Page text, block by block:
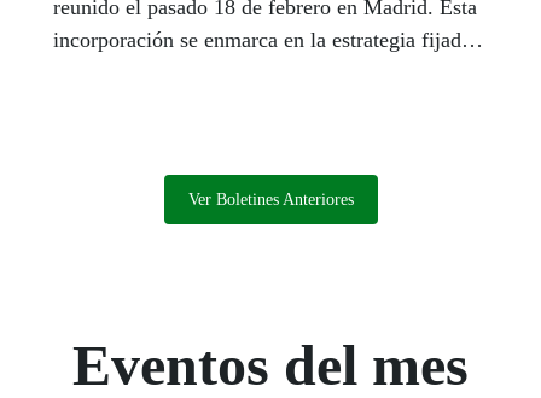
reunido el pasado 18 de febrero en Madrid. Esta
incorporación se enmarca en la estrategia fijada
Ver Boletines Anteriores
Eventos del mes